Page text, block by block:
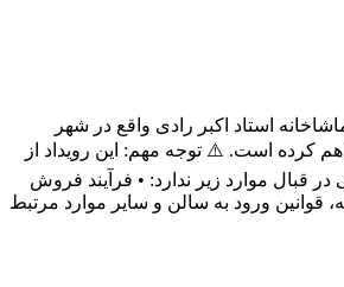
1405، زمان اجرا 50 دقیقه نمایش روال عادی در رشت در تماشاخانه استاد اکبر رادی واقع در شهر
فراهم کرده است. ⚠️ توجه مهم: این رویداد از
قبال موارد زیر ندارد: • فرآیند فروش
قوانین ورود به سالن و سایر موارد مرتبط